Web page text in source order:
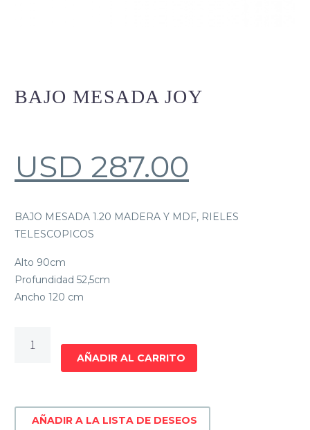
BAJO MESADA JOY
USD 287.00
BAJO MESADA 1.20 MADERA Y MDF, RIELES
TELESCOPICOS
Alto 90cm
Profundidad 52,5cm
Ancho 120 cm
MESADA
AÑADIR AL CARRITO
AÑADIR A LA LISTA DE DESEOS